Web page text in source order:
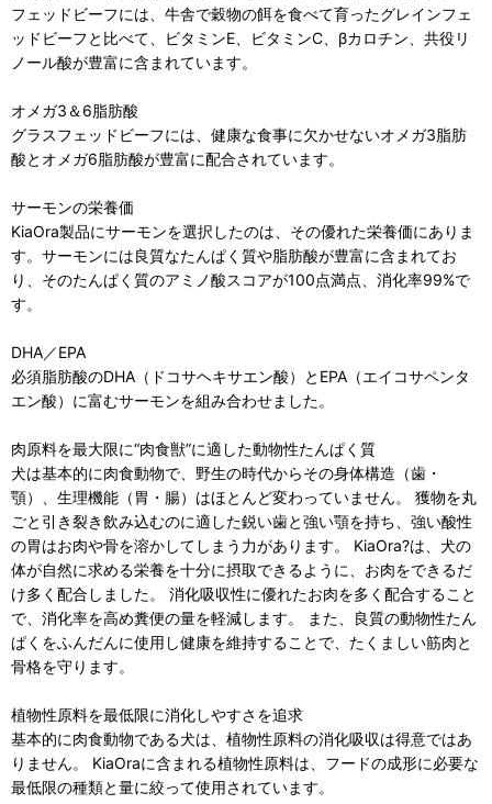
フェッドビーフには、牛舎で穀物の餌を食べて育ったグレインフェ
ッドビーフと比べて、ビタミンE、ビタミンC、βカロチン、共役リ
ノール酸が豊富に含まれています。
オメガ3＆6脂肪酸
グラスフェッドビーフには、健康な食事に欠かせないオメガ3脂肪
酸とオメガ6脂肪酸が豊富に配合されています。
サーモンの栄養価
KiaOra製品にサーモンを選択したのは、その優れた栄養価にありま
す。サーモンには良質なたんぱく質や脂肪酸が豊富に含まれてお
り、そのたんぱく質のアミノ酸スコアが100点満点、消化率99%で
す。
DHA／EPA
必須脂肪酸のDHA（ドコサヘキサエン酸）とEPA（エイコサペンタ
エン酸）に富むサーモンを組み合わせました。
肉原料を最大限に“肉食獣”に適した動物性たんぱく質
犬は基本的に肉食動物で、野生の時代からその身体構造（歯・
顎）、生理機能（胃・腸）はほとんど変わっていません。 獲物を丸
ごと引き裂き飲み込むのに適した鋭い歯と強い顎を持ち、強い酸性
の胃はお肉や骨を溶かしてしまう力があります。 KiaOra?は、犬の
体が自然に求める栄養を十分に摂取できるように、お肉をできるだ
け多く配合しました。 消化吸収性に優れたお肉を多く配合すること
で、消化率を高め糞便の量を軽減します。 また、良質の動物性たん
ぱくをふんだんに使用し健康を維持することで、たくましい筋肉と
骨格を守ります。
植物性原料を最低限に消化しやすさを追求
基本的に肉食動物である犬は、植物性原料の消化吸収は得意ではあ
りません。 KiaOraに含まれる植物性原料は、フードの成形に必要な
最低限の種類と量に絞って使用されています。